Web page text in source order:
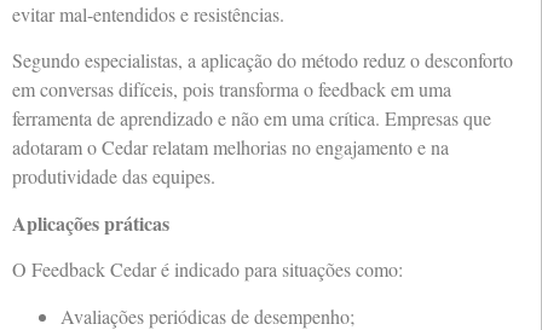
evitar mal-entendidos e resistências.
Segundo especialistas, a aplicação do método reduz o desconforto
em conversas difíceis, pois transforma o feedback em uma
ferramenta de aprendizado e não em uma crítica. Empresas que
adotaram o Cedar relatam melhorias no engajamento e na
produtividade das equipes.
Aplicações práticas
O Feedback Cedar é indicado para situações como:
Avaliações periódicas de desempenho;